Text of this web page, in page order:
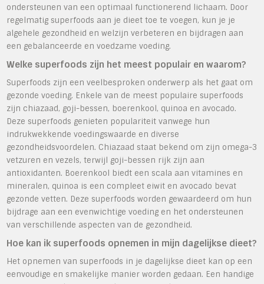
ondersteunen van een optimaal functionerend lichaam. Door
regelmatig superfoods aan je dieet toe te voegen, kun je je
algehele gezondheid en welzijn verbeteren en bijdragen aan
een gebalanceerde en voedzame voeding.
Welke superfoods zijn het meest populair en waarom?
Superfoods zijn een veelbesproken onderwerp als het gaat om
gezonde voeding. Enkele van de meest populaire superfoods
zijn chiazaad, goji-bessen, boerenkool, quinoa en avocado.
Deze superfoods genieten populariteit vanwege hun
indrukwekkende voedingswaarde en diverse
gezondheidsvoordelen. Chiazaad staat bekend om zijn omega-3
vetzuren en vezels, terwijl goji-bessen rijk zijn aan
antioxidanten. Boerenkool biedt een scala aan vitamines en
mineralen, quinoa is een compleet eiwit en avocado bevat
gezonde vetten. Deze superfoods worden gewaardeerd om hun
bijdrage aan een evenwichtige voeding en het ondersteunen
van verschillende aspecten van de gezondheid.
Hoe kan ik superfoods opnemen in mijn dagelijkse dieet?
Het opnemen van superfoods in je dagelijkse dieet kan op een
eenvoudige en smakelijke manier worden gedaan. Een handige